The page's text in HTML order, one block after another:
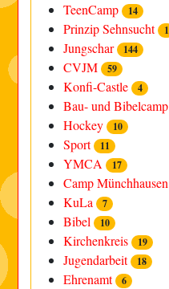
TeenCamp 14
Prinzip Sehnsucht 1
Jungschar 144
CVJM 59
Konfi-Castle 4
Bau- und Bibelcamp
Hockey 10
Sport 11
YMCA 17
Camp Münchhausen
KuLa 7
Bibel 10
Kirchenkreis 19
Jugendarbeit 18
Ehrenamt 6